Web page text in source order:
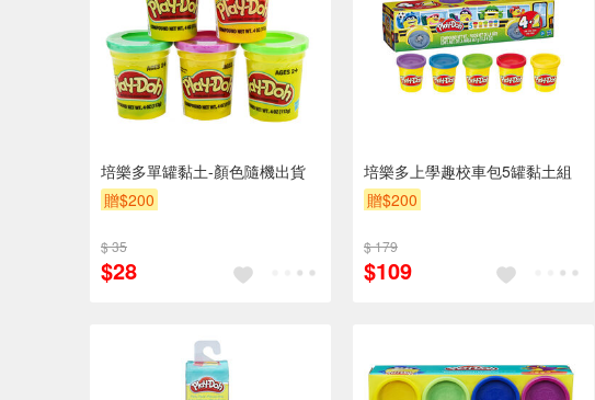
培樂多單罐黏土-顏色隨機出貨
贈$200
$ 35
$28
培樂多上學趣校車包5罐黏土組
贈$200
$ 179
$109